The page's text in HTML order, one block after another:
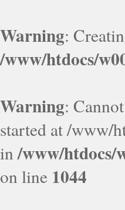
Warning:
/www/htdocs/
Warning:
started at /www/
in/www/htdocs/
on line 1044